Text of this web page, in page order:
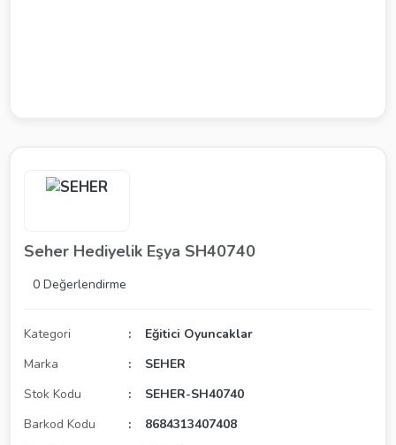
Seher Hediyelik Eşya SH40740
0 Değerlendirme
Kategori
Eğitici Oyuncaklar
Marka
SEHER
Stok Kodu
SEHER-SH40740
Barkod Kodu
8684313407408